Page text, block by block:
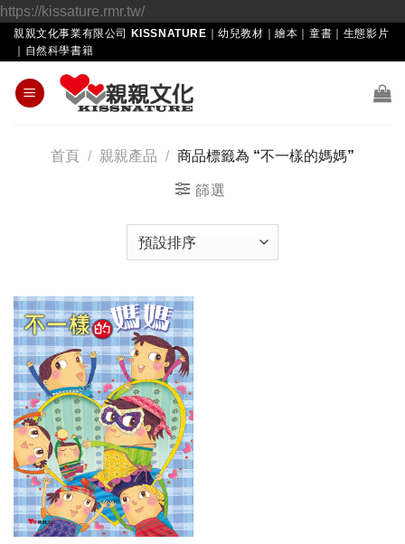
https://kissature.rmr.tw/Skip
to
親親文化事業有限公司 KISSNATURE｜幼兒教材｜繪本｜童書｜生態影片
｜自然科學書籍
首頁 / 親親產品 / 商品標籤為 “不一樣的媽媽”
篩選